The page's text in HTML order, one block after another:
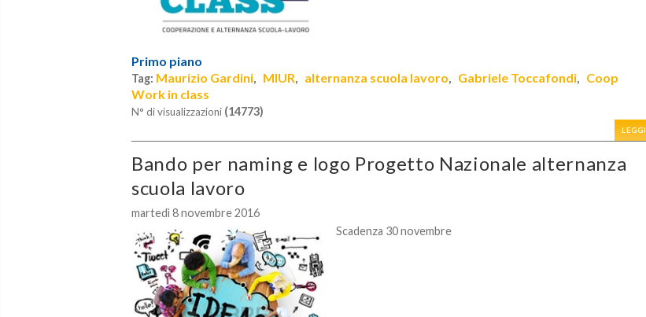
Primo piano
Tag: Maurizio Gardini, MIUR, alternanza scuola lavoro, Gabriele Toccafondi, Coop
Work in class
N° di visualizzazioni (14773)
LEGGI
Bando per naming e logo Progetto Nazionale alternanza
scuola lavoro
martedì 8 novembre 2016
Scadenza 30 novembre